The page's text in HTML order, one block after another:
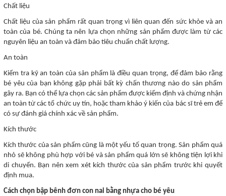
Chất liệu
Chất liệu của sản phẩm rất quan trọng vì liên quan đến sức khỏe và an
toàn của bé. Chúng ta nên lựa chọn những sản phẩm được làm từ các
nguyên liệu an toàn và đảm bảo tiêu chuẩn chất lượng.
An toàn
Kiểm tra kỹ an toàn của sản phẩm là điều quan trọng, để đảm bảo rằng
bé yêu của bạn không gặp phải bất kỳ chấn thương nào do sản phẩm
gây ra. Bạn có thể lựa chọn các sản phẩm được kiểm định và chứng nhận
an toàn từ các tổ chức uy tín, hoặc tham khảo ý kiến của bác sĩ trẻ em để
có sự đánh giá chính xác về sản phẩm.
Kích thước
Kích thước của sản phẩm cũng là một yếu tố quan trọng. Sản phẩm quá
nhỏ sẽ không phù hợp với bé và sản phẩm quá lớn sẽ không tiện lợi khi
di chuyển. Bạn nên xem xét kích thước của sản phẩm trước khi quyết
định mua.
Cách chọn bập bênh đơn con nai bằng nhựa cho bé yêu